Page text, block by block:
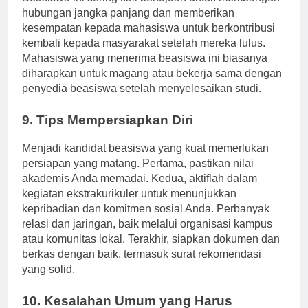
Beasiswa ini sering kali bertujuan untuk membangun
hubungan jangka panjang dan memberikan
kesempatan kepada mahasiswa untuk berkontribusi
kembali kepada masyarakat setelah mereka lulus.
Mahasiswa yang menerima beasiswa ini biasanya
diharapkan untuk magang atau bekerja sama dengan
Menjadi kandidat beasiswa yang kuat memerlukan
persiapan yang matang. Pertama, pastikan nilai
akademis Anda memadai. Kedua, aktiflah dalam
kegiatan ekstrakurikuler untuk menunjukkan
kepribadian dan komitmen sosial Anda. Perbanyak
relasi dan jaringan, baik melalui organisasi kampus
atau komunitas lokal. Terakhir, siapkan dokumen dan
berkas dengan baik, termasuk surat rekomendasi